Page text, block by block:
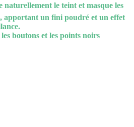
le teint et masque les
apportant un fini poudré et un effet
boutons et les points noirs